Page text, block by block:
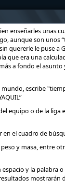
enseñarles unas
aunque son unos
le puse a
que era una
a fondo el
escribe
equipo o de la liga
el cuadro de
y masa, entre
y la palabra
mostrarán